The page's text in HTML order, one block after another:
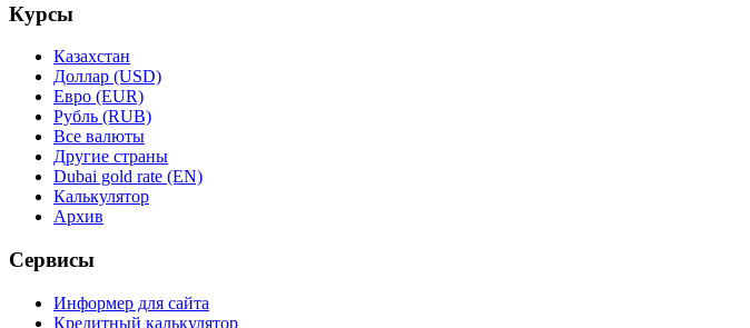
Курсы
Казахстан
Доллар (USD)
Евро (EUR)
Рубль (RUB)
Все валюты
Другие страны
Dubai gold rate (EN)
Калькулятор
Архив
Сервисы
Информер для сайта
Кредитный калькулятор